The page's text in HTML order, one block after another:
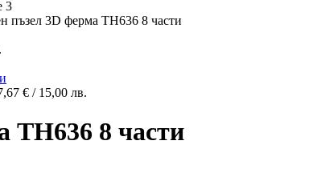
пъзел 3D ферма TH636 8 части
€ / 15,00 лв.
TH636 8 части